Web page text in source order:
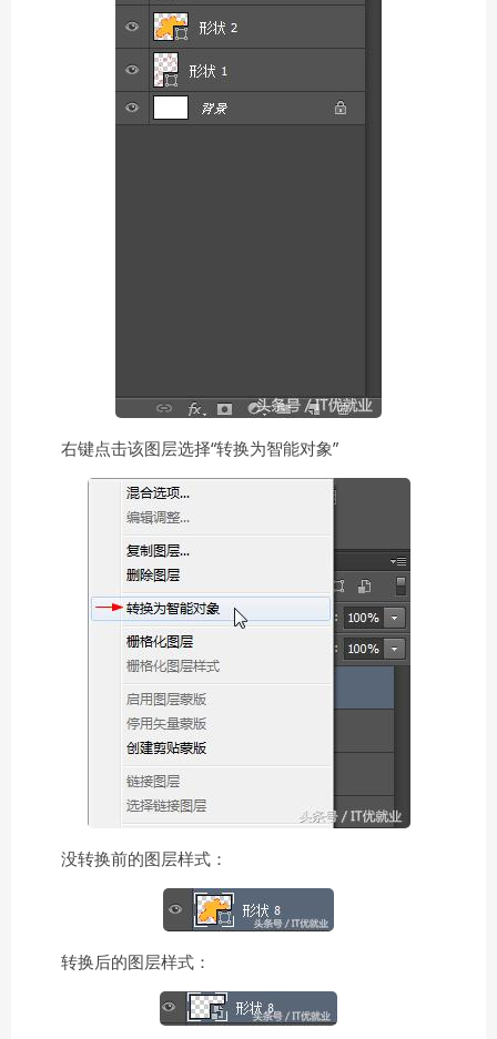
右键点击该图层选择“转换为智能对象”
没转换前的图层样式：
转换后的图层样式：